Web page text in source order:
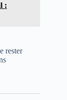
:
rester